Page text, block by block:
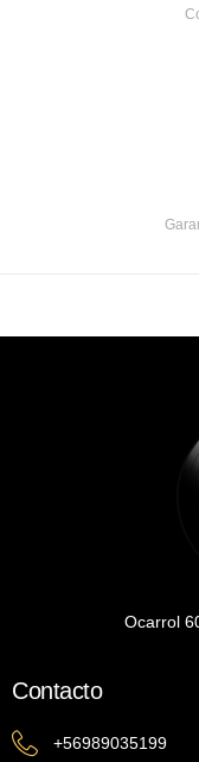
Ocarrol
Contacto
+56989035199